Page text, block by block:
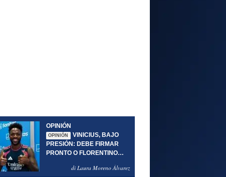
OPINIÓN
OPINIÓN
VINICIUS, BAJO
PRESIÓN: DEBE FIRMAR
PRONTO O FLORENTINO
di Laura Moreno Álvarez